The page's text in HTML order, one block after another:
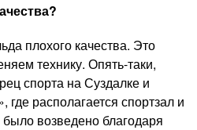
плохого качества. Это
технику. Опять-таки,
спорта на Суздалке и
где располагается спортзал и
возведено благодаря